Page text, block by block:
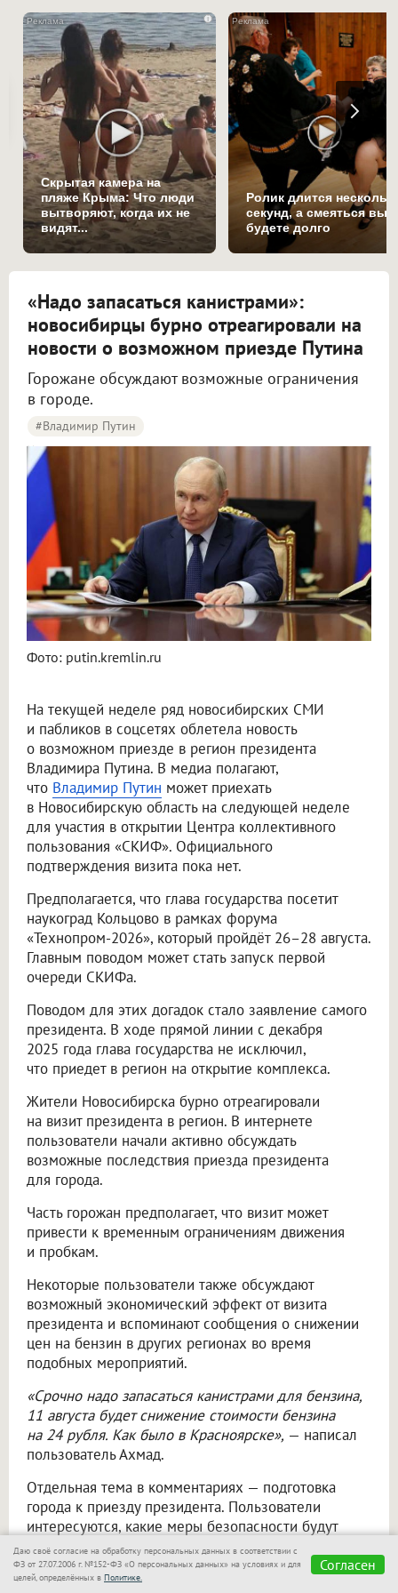
i
Скрытая камера на
пляже Крыма: Что люди
вытворяют, когда их не
видят...
Ролик длится
секунд, а смеяться вы
будете долго
«Надо запасаться канистрами»:
новосибирцы бурно отреагировали на
новости о возможном приезде Путина
Горожане обсуждают возможные ограничения
в городе.
#Владимир Путин
Фото: putin.kremlin.ru
На текущей неделе ряд новосибирских СМИ
и пабликов в соцсетях облетела новость
о возможном приезде в регион президента
Владимира Путина. В медиа полагают,
что Владимир Путин может приехать
в Новосибирскую область на следующей неделе
для участия в открытии Центра коллективного
пользования «СКИФ». Официального
подтверждения визита пока нет.
Предполагается, что глава государства посетит
наукоград Кольцово в рамках форума
«Технопром-2026», который пройдёт 26–28 августа.
Главным поводом может стать запуск первой
очереди СКИФа.
Поводом для этих догадок стало заявление самого
президента. В ходе прямой линии с декабря
2025 года глава государства не исключил,
что приедет в регион на открытие комплекса.
Жители Новосибирска бурно отреагировали
на визит президента в регион. В интернете
пользователи начали активно обсуждать
возможные последствия приезда президента
для города.
Часть горожан предполагает, что визит может
привести к временным ограничениям движения
и пробкам.
Некоторые пользователи также обсуждают
возможный экономический эффект от визита
президента и вспоминают сообщения о снижении
цен на бензин в других регионах во время
подобных мероприятий.
«Срочно надо запасаться канистрами для бензина,
11 августа будет снижение стоимости бензина
на 24 рубля. Как было в Красноярске», — написал
пользователь Ахмад.
Отдельная тема в комментариях — подготовка
города к приезду президента. Пользователи
интересуются, какие меры безопасности будут
приняты и как визит повлияет на привычный ритм
жизни Новосибирска.
Даю своё согласие на обработку персональных данных в соответствии с
ФЗ от 27.07.2006 г. №152-ФЗ «О персональных данных» на условиях и для
целей, определённых в Политике.
Согласен